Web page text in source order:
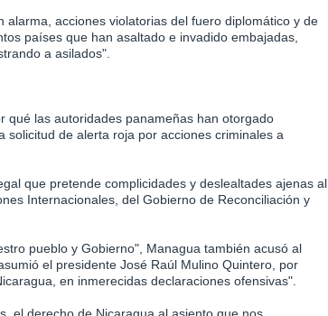
acciones violatorias del fuero diplomático y de
países que han asaltado e invadido embajadas,
a asilados".
qué las autoridades panameñas han otorgado
de alerta roja por acciones criminales a
que pretende complicidades y deslealtades ajenas al
Internacionales, del Gobierno de Reconciliación y
pueblo y Gobierno", Managua también acusó al
el presidente José Raúl Mulino Quintero, por
en inmerecidas declaraciones ofensivas".
el derecho de Nicaragua al asiento que nos